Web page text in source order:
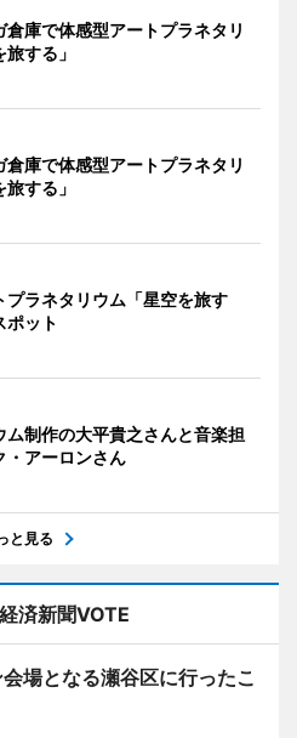
倉庫で体感型アートプラネタリ
旅する」
倉庫で体感型アートプラネタリ
旅する」
プラネタリウム「星空を旅す
ポット
ム制作の大平貴之さんと音楽担
・アーロンさん
と見る
済新聞VOTE
場となる瀬谷区に行ったこ